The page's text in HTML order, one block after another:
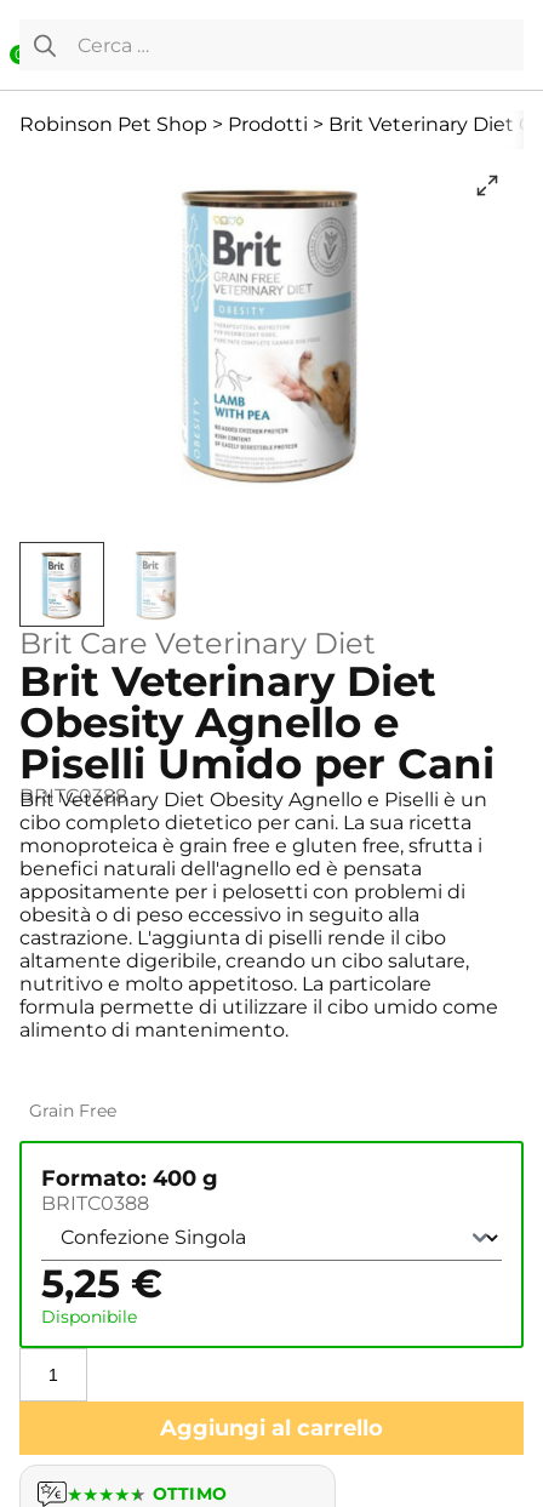
0
Ricerca per:
Robinson Pet Shop > Prodotti > Brit Veterinary Diet
Brit Care Veterinary Diet
Brit Veterinary Diet
Obesity Agnello e
Piselli Umido per Cani
BRITC0388
Brit Veterinary Diet Obesity Agnello e Piselli è un
cibo completo dietetico per cani. La sua ricetta
monoproteica è grain free e gluten free, sfrutta i
benefici naturali dell'agnello ed è pensata
appositamente per i pelosetti con problemi di
obesità o di peso eccessivo in seguito alla
castrazione. L'aggiunta di piselli rende il cibo
altamente digeribile, creando un cibo salutare,
nutritivo e molto appetitoso. La particolare
formula permette di utilizzare il cibo umido come
alimento di mantenimento.
Grain Free
Formato: 400 g
BRITC0388
5,25 €
Disponibile
Aggiungi al carrello
★★★★★ OTTIMO